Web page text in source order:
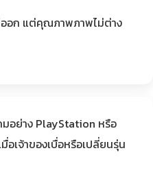
ออก แต่คุณภาพภาพไม่ต่าง
มอย่าง PlayStation หรือ
เจ้าของเบื่อหรือเปลี่ยนรุ่น